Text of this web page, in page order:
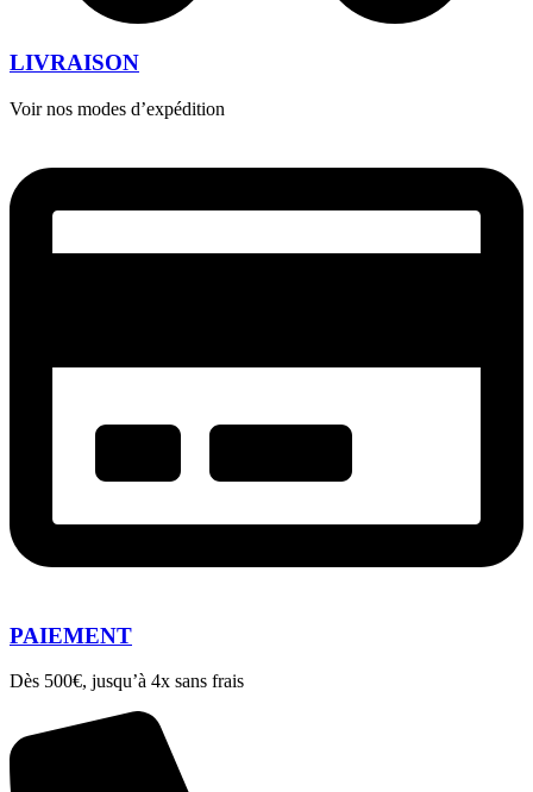
LIVRAISON
Voir nos modes d’expédition
PAIEMENT
Dès 500€, jusqu’à 4x sans frais